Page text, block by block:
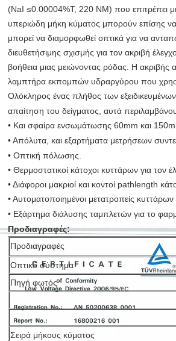
(NaI ≤0.00004%T, 220 NM) που επιτρέπει
υπεριώδη μήκη κύματος μπορούν επίσης
μπορεί να διαμορφωθεί οπτικά για να
διευθετήσιμης σχισμής για τον ακριβή
βοήθεια μιας μειώνοντας ρόδας. Η ακριβής
λαμπτήρα εκπομπών υδραργύρου που
Ολόκληρος ένας πλήθος των εξειδικευμένων
απαίτηση του δείγματος, αυτά
• Και σφαίρα ενσωμάτωσης 60mm και
• Απόλυτα, και εξαρτήματα μετρήσεων
• Οπτική πόλωσης.
• Θερμοστατικοί κάτοχοι κυττάρων για τον
• Διάφοροι μακριοί και κοντοί pathlength
• Αυτοματοποιημένοι μετατροπείς κυττάρων
• Εξάρτημα διάλυσης ταμπλετών για το
Προδιαγραφές:
Προδιαγραφές
Οπτικό σύστημα
Πηγή φωτός
Σειρά μήκους κύματος